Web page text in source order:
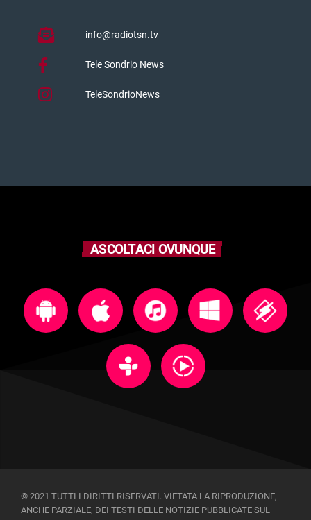
info@radiotsn.tv
Tele Sondrio News
TeleSondrioNews
ASCOLTACI OVUNQUE
© 2021 TUTTI I DIRITTI RISERVATI. VIETATA LA RIPRODUZIONE,
ANCHE PARZIALE, DEI TESTI DELLE NOTIZIE PUBBLICATE SUL